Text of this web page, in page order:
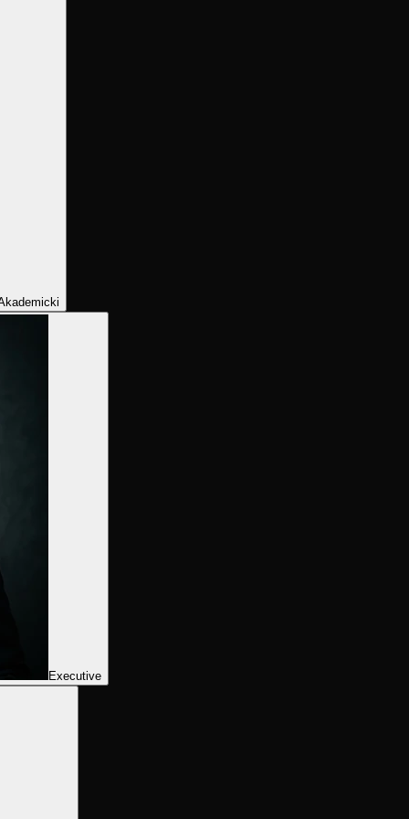
Executive